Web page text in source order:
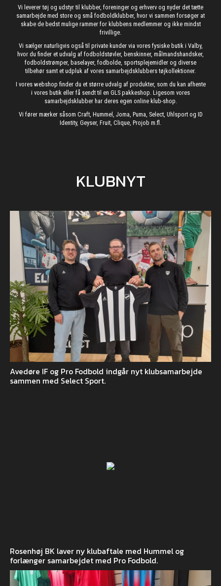
Vi leverer tøj og udstyr til klubber, foreninger og erhverv og nyder det tætte
samarbejde med store og små fodboldklubber, hvor vi sammen forsøger at
skabe de bedst mulige rammer for klubbens medlemmer og ikke mindst
frivillige.
Vi sælger naturligvis også til private kunder via vores fysiske butik i Valby,
hvor du finder et udvalg af fodboldstøvler, benskinner, målmandshandsker,
fodboldstrømper, baselayer, fodbolde, sportsplejemidler og diverse
tilbehør samt et udpluk af vores samarbejdsklubbers tøjkollektioner.
I vores webshop finder du et større udvalg af produkter, som du kan afhente
i vores butik eller få sendt til en GLS pakkeshop. Ligesom vores
samarbejdsklubber har deres egen online klub-shop.
Vi fører mærker såsom Craft, Hummel, Joma, Puma, Select, Uhlsport og ID
Identity, Geyser, Fruit, Clique, Projob m.fl.
KLUBNYT
Avedøre IF og Pro Fodbold indgår nyt klubsamarbejde
sammen med Select Sport.
Rosenhøj BK laver ny klubaftale med Hummel og
forlænger samarbejdet med Pro Fodbold.